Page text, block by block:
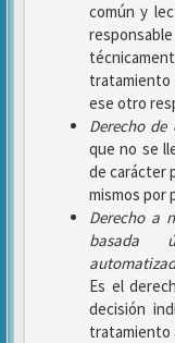
común y
ese otro
Derecho de
que no se
de carácter
mismos por
Derecho a
basada
Es el
decisión
tratamiento